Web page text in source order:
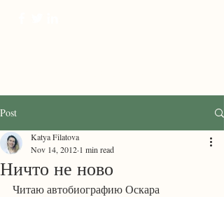
Post
Ничто не ново
Katya Filatova
Nov 14, 2012 1 min read
Читаю автобиографию Оскара